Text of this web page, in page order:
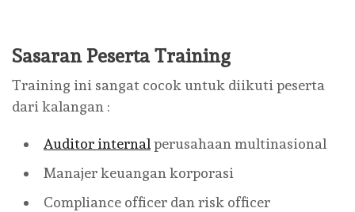
Sasaran Peserta Training
Training ini sangat cocok untuk diikuti peserta
dari kalangan :
Auditor internal perusahaan multinasional
Manajer keuangan korporasi
Compliance officer dan risk officer